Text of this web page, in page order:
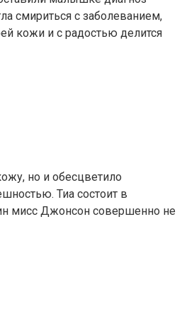
смириться с заболеванием,
кожи и с радостью делится
но и обесцветило
Тиа состоит в
мисс Джонсон совершенно не